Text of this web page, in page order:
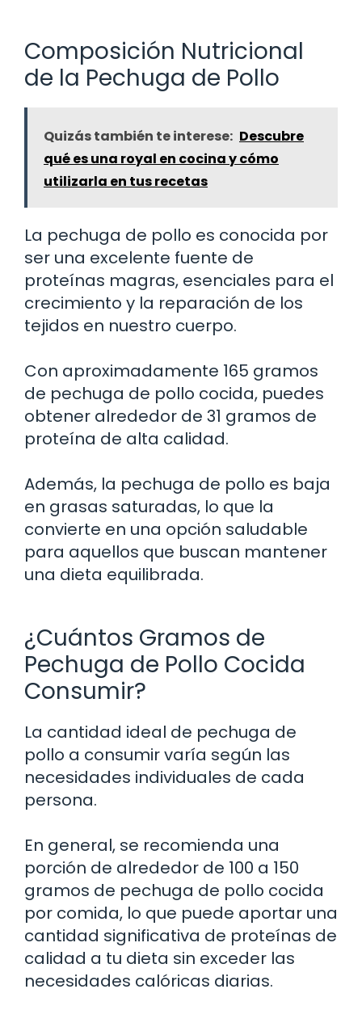
Composición Nutricional
de la Pechuga de Pollo
Quizás también te interese: Descubre
qué es una royal en cocina y cómo
utilizarla en tus recetas
La pechuga de pollo es conocida por
ser una excelente fuente de
proteínas magras, esenciales para el
crecimiento y la reparación de los
tejidos en nuestro cuerpo.
Con aproximadamente 165 gramos
de pechuga de pollo cocida, puedes
obtener alrededor de 31 gramos de
proteína de alta calidad.
Además, la pechuga de pollo es baja
en grasas saturadas, lo que la
convierte en una opción saludable
para aquellos que buscan mantener
una dieta equilibrada.
¿Cuántos Gramos de
Pechuga de Pollo Cocida
Consumir?
La cantidad ideal de pechuga de
pollo a consumir varía según las
necesidades individuales de cada
persona.
En general, se recomienda una
porción de alrededor de 100 a 150
gramos de pechuga de pollo cocida
por comida, lo que puede aportar una
cantidad significativa de proteínas de
calidad a tu dieta sin exceder las
necesidades calóricas diarias.